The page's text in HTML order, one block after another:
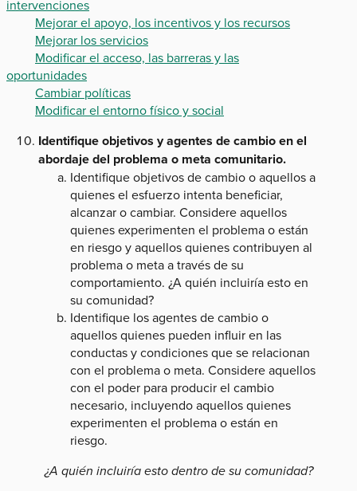
intervenciones
Mejorar el apoyo, los incentivos y los recursos
Mejorar los servicios
Modificar el acceso, las barreras y las
oportunidades
Cambiar políticas
Modificar el entorno físico y social
Identifique objetivos y agentes de cambio en el
abordaje del problema o meta comunitario.
Identifique objetivos de cambio o aquellos a
quienes el esfuerzo intenta beneficiar,
alcanzar o cambiar. Considere aquellos
quienes experimenten el problema o están
en riesgo y aquellos quienes contribuyen al
problema o meta a través de su
comportamiento. ¿A quién incluiría esto en
su comunidad?
Identifique los agentes de cambio o
aquellos quienes pueden influir en las
conductas y condiciones que se relacionan
con el problema o meta. Considere aquellos
con el poder para producir el cambio
necesario, incluyendo aquellos quienes
experimenten el problema o están en
riesgo.
¿A quién incluiría esto dentro de su comunidad?